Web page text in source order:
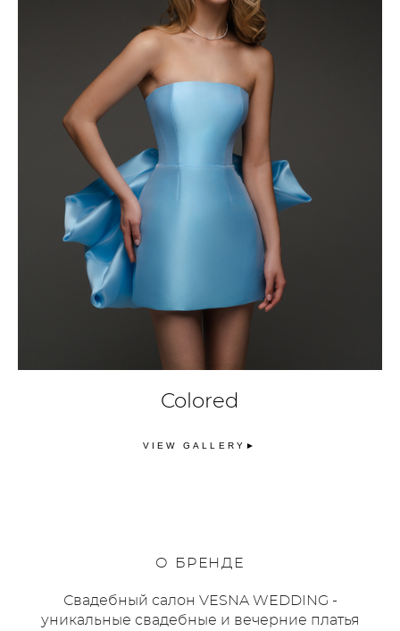
Colored
VIEW GALLERY►
О БРЕНД Е
Свадебный салон VESNA WEDDING -
уникальные свадебные и вечерние платья